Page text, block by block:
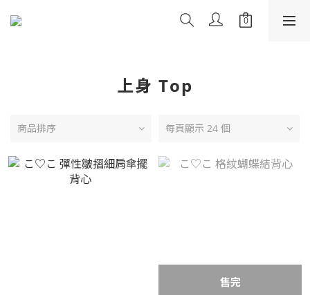
上身 Top
商品排序 每頁顯示 24 個
售完